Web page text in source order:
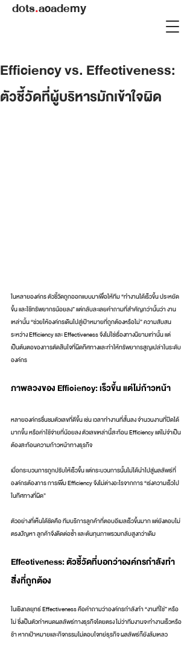
dots.academy
Efficiency vs. Effectiveness:
ตัวชี้วัดที่ผู้บริหารมักเข้าใจผิด
ในหลายองค์กร ตัวชี้วัดถูกออกแบบมาเพื่อให้ทีม “ทำงานได้เร็วขึ้น ประหยัด
ขึ้น และใช้ทรัพยากรน้อยลง” แต่กลับละเลยคำถามที่สำคัญกว่านั้นว่า งาน
เหล่านั้น “ช่วยให้องค์กรเดินไปสู่เป้าหมายที่ถูกต้องหรือไม่” ความสับสน
ระหว่าง Efficiency และ Effectiveness จึงไม่ใช่เรื่องทางนิยามเท่านั้น แต่
เป็นต้นตอของการตัดสินใจที่ผิดทิศทางและทำให้ทรัพยากรสูญเปล่าในระดับ
องค์กร
ภาพลวงของ Efficiency: เร็วขึ้น แต่ไม่ก้าวหน้า
หลายองค์กรชื่นชมตัวเลขที่ดีขึ้น เช่น เวลาทำงานที่สั้นลง จำนวนงานที่ปิดได้
มากขึ้น หรือค่าใช้จ่ายที่น้อยลง ตัวเลขเหล่านี้สะท้อน Efficiency แต่ไม่จำเป็น
ต้องสะท้อนความก้าวหน้าทางธุรกิจ
เมื่อกระบวนการถูกปรับให้เร็วขึ้น แต่กระบวนการนั้นไม่ได้นำไปสู่ผลลัพธ์ที่
องค์กรต้องการ การเพิ่ม Efficiency จึงไม่ต่างอะไรจากการ “เร่งความเร็วไป
ในทิศทางที่ผิด”
ตัวอย่างที่เห็นได้ชัดคือ ทีมบริการลูกค้าที่ตอบอีเมลเร็วขึ้นมาก แต่ยังตอบไม่
ตรงปัญหา ลูกค้าจึงติดต่อซ้ำ และต้นทุนภาพรวมกลับสูงกว่าเดิม
Effectiveness: ตัวชี้วัดที่บอกว่าองค์กรกำลังทำ
สิ่งที่ถูกต้อง
ในเชิงกลยุทธ์ Effectiveness คือคำถามว่าองค์กรกำลังทำ “งานที่ใช่” หรือ
ไม่ ซึ่งเป็นตัวกำหนดผลลัพธ์ทางธุรกิจโดยตรง ไม่ว่าทีมงานจะทำงานเร็วหรือ
ช้า หากเป้าหมายและกิจกรรมไม่ตอบโจทย์ธุรกิจ ผลลัพธ์ก็ยังล้มเหลว